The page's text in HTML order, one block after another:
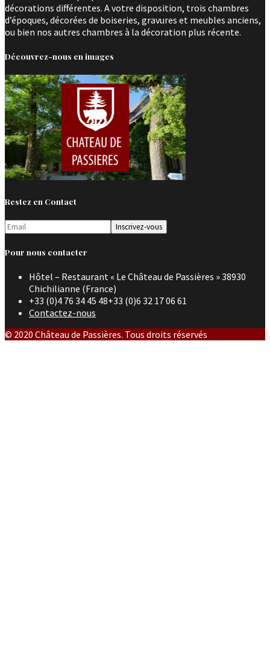
décorations différentes. A votre disposition, trois chambres
d’époques, décorées de boiseries, gravures et meubles anciens,
ou bien nos autres chambres à la décoration plus récente.
Découvrez-nous en images
Restez en Contact
Pour nous contacter
Hôtel – Restaurant « Le Château de Passières » 38930
Chichilianne (France)
+33 (0)4 76 34 45 48+33 (0)6 32 17 06 61
Contactez-nous
© 2020 Château de Passières. Tous droits réservés